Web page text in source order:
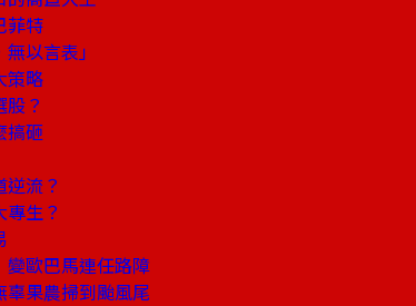
特
以言表」
策略
？
砸
流？
生？
歐巴馬連任路障
果農掃到颱風尾